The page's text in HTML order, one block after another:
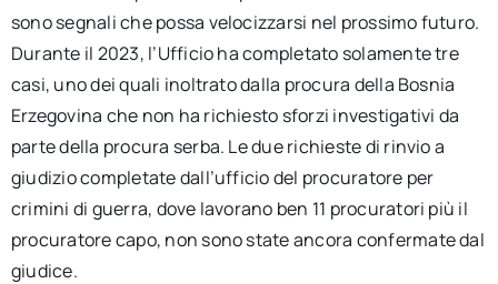
sono segnali che possa velocizzarsi nel prossimo futuro.
Durante il 2023, l’Ufficio ha completato solamente tre
casi, uno dei quali inoltrato dalla procura della Bosnia
Erzegovina che non ha richiesto sforzi investigativi da
parte della procura serba. Le due richieste di rinvio a
giudizio completate dall’ufficio del procuratore per
crimini di guerra, dove lavorano ben 11 procuratori più il
procuratore capo, non sono state ancora confermate dal
giudice.